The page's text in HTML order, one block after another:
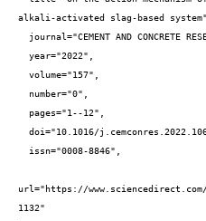
alkali-activated slag-based
url="https://
1132"